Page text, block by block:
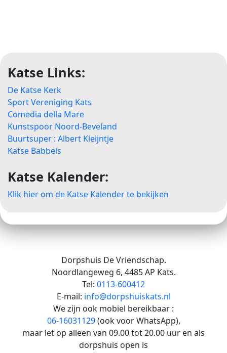
Katse Links:
De Katse Kerk
Sport Vereniging Kats
Comedia della Mare
Kunstspoor Noord-Beveland
Buurtsuper : Albert Kleijntje
Katse Babbels
Katse Kalender:
Klik hier om de Katse Kalender te bekijken
Dorpshuis De Vriendschap.
Noordlangeweg 6, 4485 AP Kats.
Tel: 0113-600412
E-mail: info@dorpshuiskats.nl
We zijn ook mobiel bereikbaar :
06-16031129(ook voor WhatsApp),
maar let op alleen van 09.00 tot 20.00 uur en als
dorpshuis open is